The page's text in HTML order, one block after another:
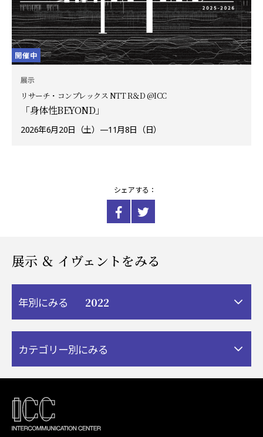
開催中
展示
リサーチ・コンプレックス NTT R＆D @ICC
「身体性BEYOND」
2026年6月20日（土）—11月8日（日）
シェアする：
展示 ＆ イヴェントをみる
年別にみる 2022
カテゴリー別にみる